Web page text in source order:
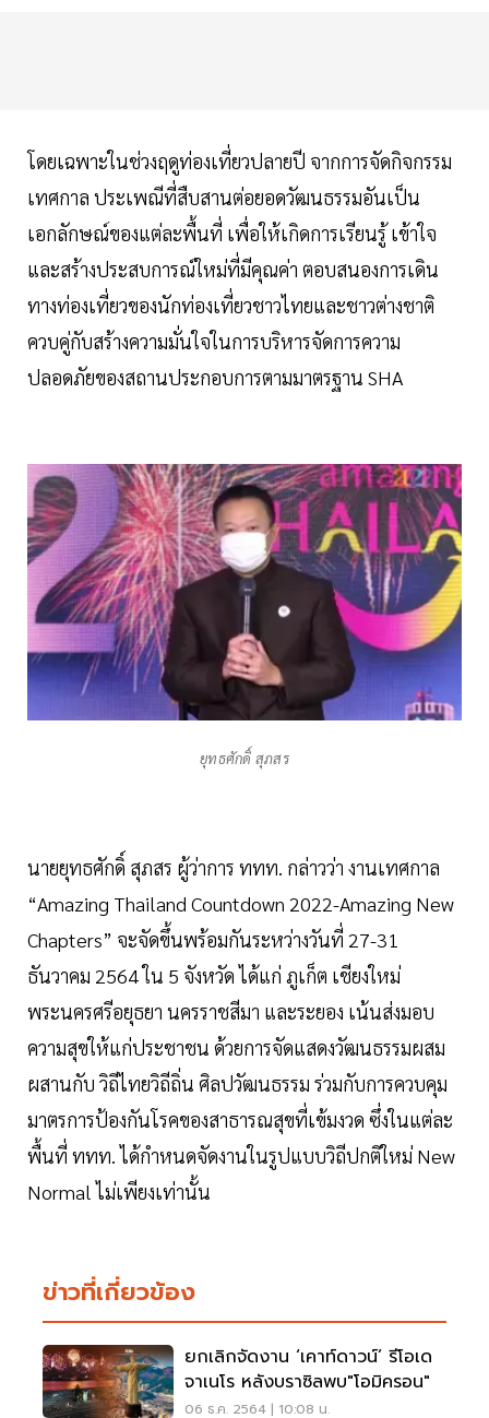
โดยเฉพาะในช่วงฤดูท่องเที่ยวปลายปี จากการจัดกิจกรรม
เทศกาล ประเพณีที่สืบสานต่อยอดวัฒนธรรมอันเป็น
เอกลักษณ์ของแต่ละพื้นที่ เพื่อให้เกิดการเรียนรู้ เข้าใจ
และสร้างประสบการณ์ใหม่ที่มีคุณค่า ตอบสนองการเดิน
ทางท่องเที่ยวของนักท่องเที่ยวชาวไทยและชาวต่างชาติ
ควบคู่กับสร้างความมั่นใจในการบริหารจัดการความ
ปลอดภัยของสถานประกอบการตามมาตรฐาน SHA
ยุทธศักดิ์ สุภสร
นายยุทธศักดิ์ สุภสร ผู้ว่าการ ททท. กล่าวว่า งานเทศกาล
“Amazing Thailand Countdown 2022-Amazing New
Chapters” จะจัดขึ้นพร้อมกันระหว่างวันที่ 27-31
ธันวาคม 2564 ใน 5 จังหวัด ได้แก่ ภูเก็ต เชียงใหม่
พระนครศรีอยุธยา นครราชสีมา และระยอง เน้นส่งมอบ
ความสุขให้แก่ประชาชน ด้วยการจัดแสดงวัฒนธรรมผสม
ผสานกับ วิถีไทยวิถีถิ่น ศิลปวัฒนธรรม ร่วมกับการควบคุม
มาตรการป้องกันโรคของสาธารณสุขที่เข้มงวด ซึ่งในแต่ละ
พื้นที่ ททท. ได้กำหนดจัดงานในรูปแบบวิถีปกติใหม่ New
Normal ไม่เพียงเท่านั้น
ข่าวที่เกี่ยวข้อง
ยกเลิกจัดงาน ‘เคาท์ดาวน์’ รีโอเด
จาเนโร หลังบราซิลพบ"โอมิครอน"
06 ธ.ค. 2564 | 10:08 น.